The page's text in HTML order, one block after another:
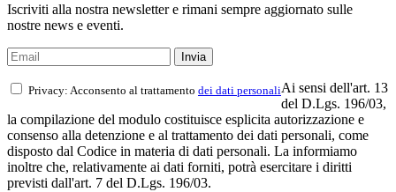
Iscriviti alla nostra newsletter e rimani sempre aggiornato sulle
nostre news e eventi.
Privacy: Acconsento al trattamento dei dati personaliAi sensi dell'art. 13
del D.Lgs. 196/03,
la compilazione del modulo costituisce esplicita autorizzazione e
consenso alla detenzione e al trattamento dei dati personali, come
disposto dal Codice in materia di dati personali. La informiamo
inoltre che, relativamente ai dati forniti, potrà esercitare i diritti
previsti dall'art. 7 del D.Lgs. 196/03.